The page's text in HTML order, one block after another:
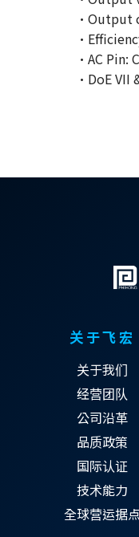
·Output
·AC Pin:
·DoE VII
关于飞宏
关于我们
经营团队
公司沿革
品质政策
国际认证
技术能力
全球营运据点